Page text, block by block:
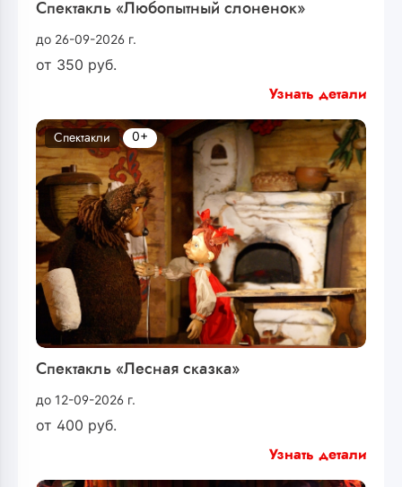
Спектакль «Любопытный слоненок»
до 26-09-2026 г.
от 350 руб.
Узнать детали
Спектакль «Лесная сказка»
до 12-09-2026 г.
от 400 руб.
Спектакли 0+
Узнать детали